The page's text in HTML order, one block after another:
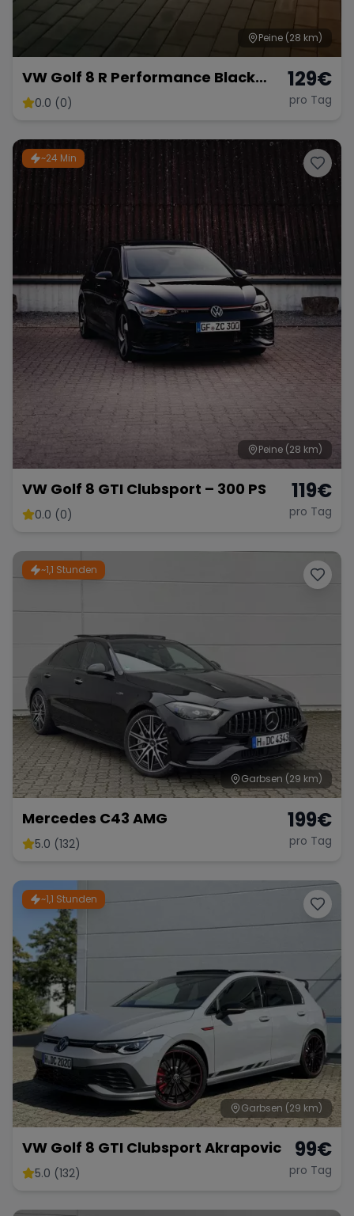
Peine (28 km)
VW Golf 8 R Performance Black
Edition – 333 PS Kraftpaket
0.0 (0)
129€
pro Tag
~24 Min
Peine (28 km)
VW Golf 8 GTI Clubsport – 300 PS
0.0 (0)
119€
pro Tag
~1,1 Stunden
Garbsen (29 km)
Mercedes C43 AMG
5.0 (132)
199€
pro Tag
~1,1 Stunden
Garbsen (29 km)
VW Golf 8 GTI Clubsport Akrapovic
5.0 (132)
99€
pro Tag